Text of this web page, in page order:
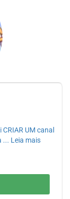
UM canal
... Leia mais